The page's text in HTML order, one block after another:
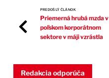
PREDOŠLÝ ČLÁNOK
Priemerná hrubá mzda v
poľskom korporátnom
sektore v máji vzrástla
Redakcia odporúča